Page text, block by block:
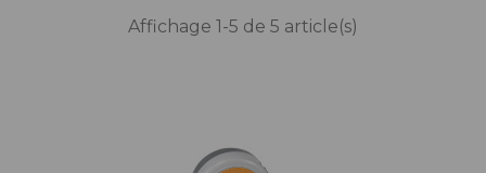
Affichage 1-5 de 5 article(s)